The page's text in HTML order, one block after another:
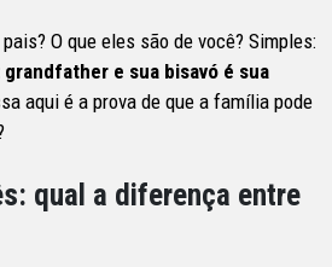
O que eles são de você? Simples:
e sua bisavó é sua
aqui é a prova de que a família pode
qual a diferença entre